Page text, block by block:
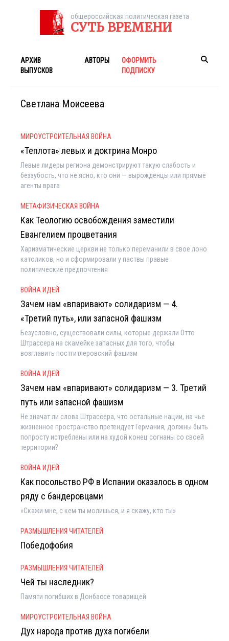
общероссийская политическая газета
СУТЬ ВРЕМЕНИ
АРХИВ
ВЫПУСКОВ
АВТОРЫ
ОФОРМИТЬ
ПОДПИСКУ
Светлана Моисеева
МИРОУСТРОИТЕЛЬНАЯ ВОЙНА
«Теплота» левых и доктрина Монро
Левые лидеры региона демонстрируют такую слабость и
беззубость, что не ясно, кто они — вырожденцы или прямые
агенты врага
МЕТАФИЗИЧЕСКАЯ ВОЙНА
Как Теологию освобождения заместили
Евангелием процветания
Харизматические церкви не только переманили в свое лоно
католиков, но и сформировали у паствы правые
политические предпочтения
ВОЙНА ИДЕЙ
Зачем нам «впаривают» солидаризм — 4.
«Третий путь», или запасной фашизм
Безусловно, существовали силы, которые держали Отто
Штрассера на скамейке запасных для того, чтобы
возглавить постгитлеровский фашизм
ВОЙНА ИДЕЙ
Зачем нам «впаривают» солидаризм — 3. Третий
путь или запасной фашизм
Не значат ли слова Штрассера, что остальные нации, на чье
жизненное пространство претендует Германия, должны быть
попросту истреблены или на худой конец согнаны со своей
территории?
ВОЙНА ИДЕЙ
Как посольство РФ в Испании оказалось в одном
ряду с бандеровцами
«Скажи мне, с кем ты молишься, и я скажу, кто ты»
РАЗМЫШЛЕНИЯ ЧИТАТЕЛЕЙ
Победофобия
РАЗМЫШЛЕНИЯ ЧИТАТЕЛЕЙ
Чей ты наследник?
Памяти погибших в Донбассе товарищей
МИРОУСТРОИТЕЛЬНАЯ ВОЙНА
Дух народа против духа погибели